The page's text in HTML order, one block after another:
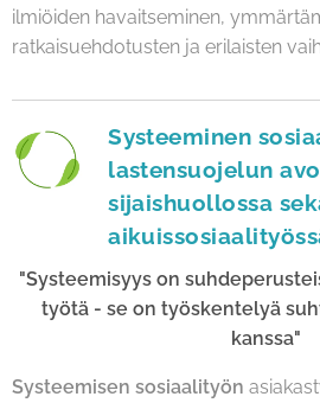
ilmiöiden havaitseminen,
ratkaisuehdotusten ja erilaisten
Systeeminen
lastensuojelun
sijaishuollossa
"Systeemisyys on
työtä - se on työskentelyä
kanssa"
Systeemisen sosiaalityön